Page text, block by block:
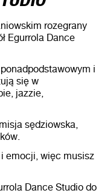
rozegrany
Egurrola Dance
i
się w
jazzie,
sędziowska,
emocji, więc musisz
Dance Studio do